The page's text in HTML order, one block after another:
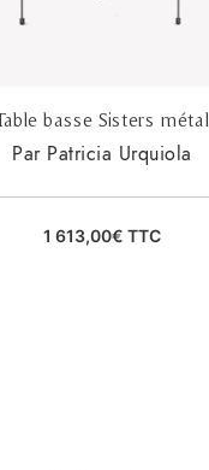
basse Sisters métal
Par Patricia Urquiola
1 613,00€ TTC